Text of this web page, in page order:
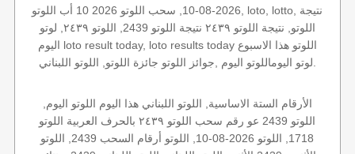
2026-08-10, سحب اللوتو 2026 10 أب اللوتو, loto, lotto, نتيجة
اللوتو, نتيجة اللوتو ٢٤٣٩ نتيجة اللوتو 2439, اللوتو ٢٤٣٩, لوتو
اليوم loto result today, loto results today اللوتو هذا الاسبوع
الأرقام الستة الاساسية, اللوتو اللبناني هذا اليوم اللوتو اليوم,
اللوتو 2439 عو رقم سحب اللوتو ٢٤٣٩ بالحرف العربية اللوتو
1718, اللوتو 2026-08-10, اللوتو أرقام السحب 2439, اللوتو